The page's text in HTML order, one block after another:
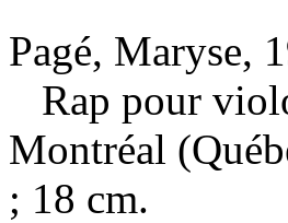
Pagé, Maryse,
Rap pour
Montréal
; 18 cm.